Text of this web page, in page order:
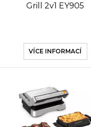
Grill 2v1 EY905
VÍCE INFORMACÍ